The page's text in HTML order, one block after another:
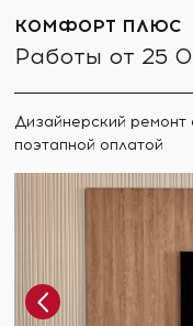
КОМФОРТ ПЛЮС
Работы от 25
Дизайнерский ремонт
поэтапной оплатой